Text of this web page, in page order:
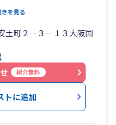
業診断士、行政書士、
ストップサービスの提
員が日々研鑽を積んで
くださいませ。
きを見る
土町２－３－１３大阪国
紹介無料
トに追加